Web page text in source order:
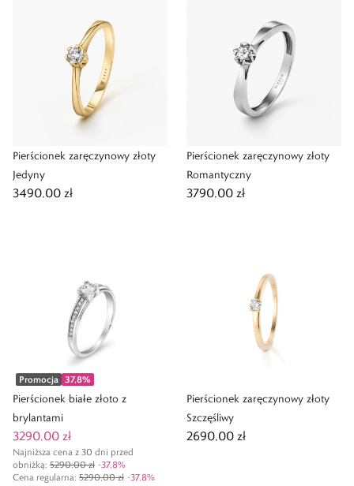
Pierścionek zaręczynowy złoty
Jedyny
3490,00 zł
Pierścionek zaręczynowy złoty
Romantyczny
3790,00 zł
Promocja 37,8%
Pierścionek białe złoto z
brylantami
3290,00 zł
Najniższa cena z 30 dni przed
obniżką: 5290,00 zł -37,8%
Cena regularna: 5290,00 zł -37,8%
Pierścionek zaręczynowy złoty
Szczęśliwy
2690,00 zł